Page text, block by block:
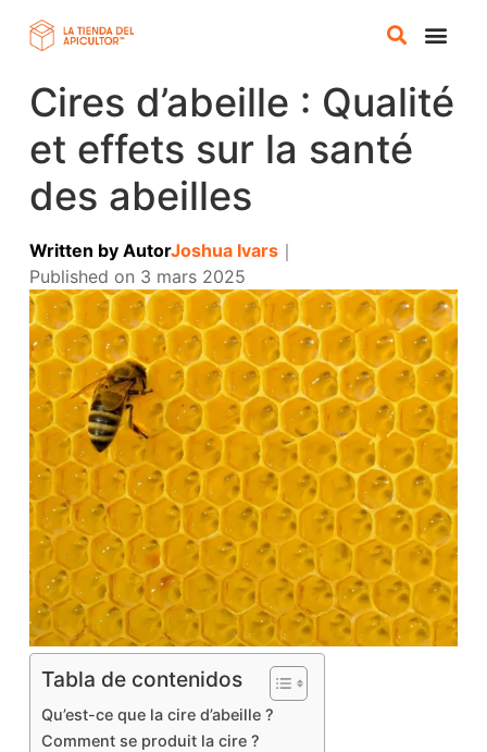
Cires d’abeille : Qualité
et effets sur la santé
des abeilles
Written by AutorJoshua Ivars｜
Published on 3 mars 2025
Tabla de contenidos
Qu’est-ce que la cire d’abeille ?
Comment se produit la cire ?